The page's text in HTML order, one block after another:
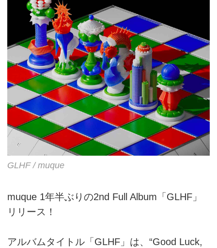
GLHF / muque
muque 1年半ぶりの2nd Full Album「GLHF」
リリース！
アルバムタイトル「GLHF」は、“Good Luck,